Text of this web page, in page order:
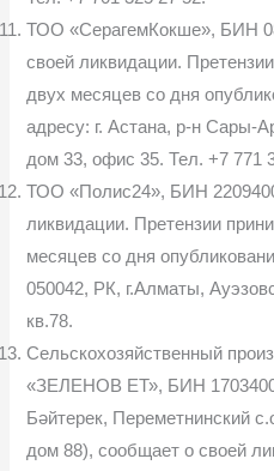
ТОО «СерагемКокше», БИН
своей ликвидации.
двух месяцев со дня
адресу: г. Астана, р-н Сары-
дом 33, офис 35. Тел. +7 771
ТОО «Полис24», БИН
ликвидации. Претензии
месяцев со дня
050042, РК, г.Алматы,
кв.78.
Сельскохозяйственный
«ЗЕЛЕНОВ ЕТ», БИН
Бәйтерек, Переметнинский
дом 88), сообщает о своей